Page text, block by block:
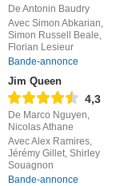
De Antonin Baudry
Avec Simon Abkarian,
Simon Russell Beale,
Florian Lesieur
Bande-annonce
Jim Queen
4,3
De Marco Nguyen,
Nicolas Athane
Avec Alex Ramires,
Jérémy Gillet, Shirley
Souagnon
Bande-annonce